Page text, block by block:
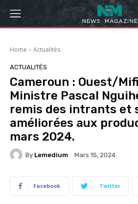
Home Actualités
ACTUALITÉS
Cameroun : Ouest/
Ministre Pascal
remis des intrants et
améliorées aux
mars 2024.
By Lemedium Mars 15, 2024
Facebook Twitter